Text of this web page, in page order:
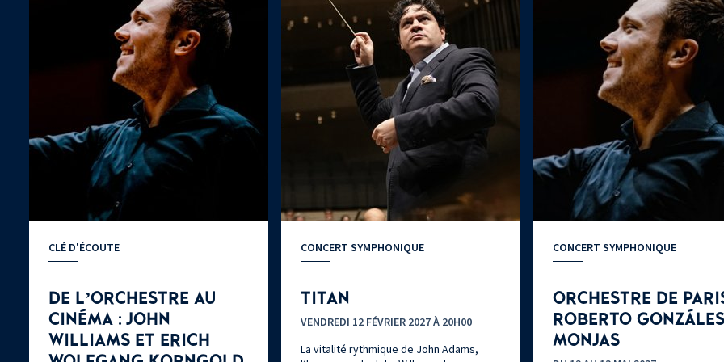
CLÉ D'ÉCOUTE
DE L’ORCHESTRE AU
CINÉMA : JOHN
WILLIAMS ET ERICH
CONCERT SYMPHONIQUE
TITAN
VENDREDI 12 FÉVRIER 2027 À 20H00
La vitalité rythmique de John Adams,
CONCERT SYMPHONIQUE
ORCHESTRE DE
ROBERTO
MONJAS